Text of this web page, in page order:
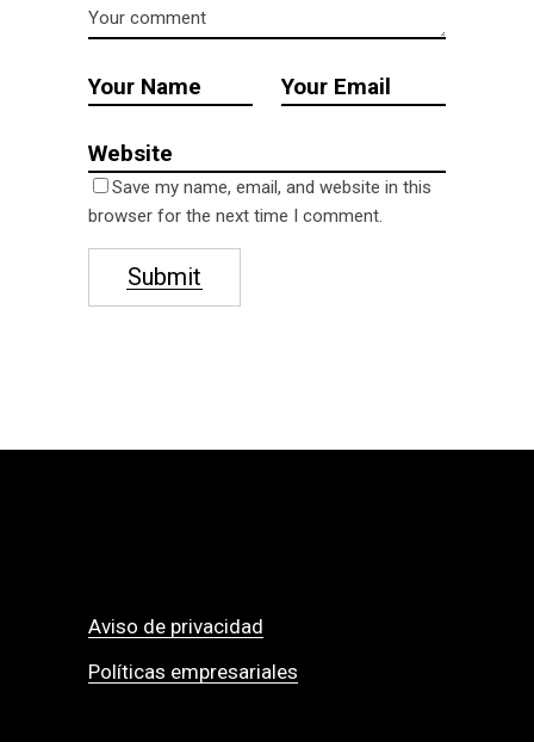
Save my name, email, and website in this
browser for the next time I comment.
Submit
Aviso de privacidad
Políticas empresariales